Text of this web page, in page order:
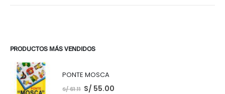
PRODUCTOS MÁS VENDIDOS
PONTE MOSCA
S/61.11 S/ 55.00